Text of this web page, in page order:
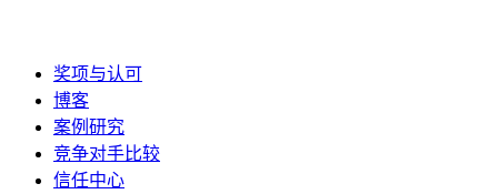
奖项与认可
博客
案例研究
竞争对手比较
信任中心